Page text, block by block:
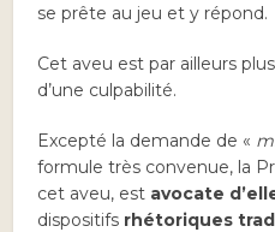
se prête au jeu et y répond.
Cet aveu est par ailleurs
d’une culpabilité.
Excepté la demande de «
formule très convenue, la
cet aveu, est avocate
dispositifs rhétoriques